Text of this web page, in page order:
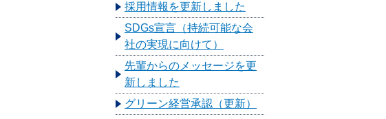
採用情報を更新しました
SDGs宣言（持続可能な会
社の実現に向けて）
先輩からのメッセージを更
新しました
グリーン経営承認（更新）